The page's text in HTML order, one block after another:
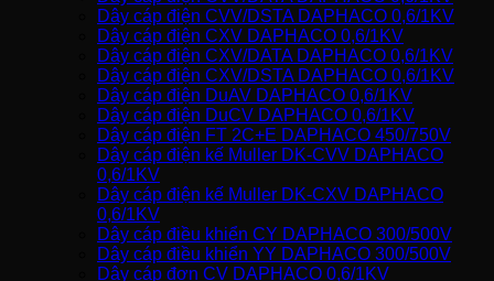
Dây cáp điện CVV/DSTA DAPHACO 0,6/1KV
Dây cáp điện CXV DAPHACO 0,6/1KV
Dây cáp điện CXV/DATA DAPHACO 0,6/1KV
Dây cáp điện CXV/DSTA DAPHACO 0,6/1KV
Dây cáp điện DuAV DAPHACO 0,6/1KV
Dây cáp điện DuCV DAPHACO 0,6/1KV
Dây cáp điện FT 2C+E DAPHACO 450/750V
Dây cáp điện kế Muller DK-CVV DAPHACO
0,6/1KV
Dây cáp điện kế Muller DK-CXV DAPHACO
0,6/1KV
Dây cáp điều khiển CY DAPHACO 300/500V
Dây cáp điều khiển YY DAPHACO 300/500V
Dây cáp đơn CV DAPHACO 0,6/1KV